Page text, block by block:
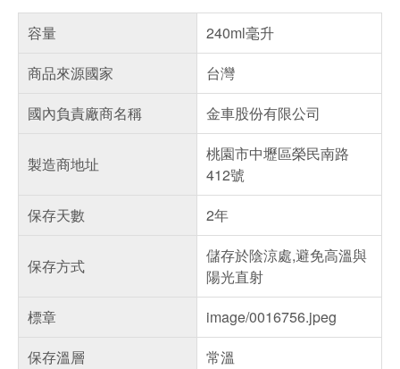
容量
240ml毫升
商品來源國家
台灣
國內負責廠商名稱
金車股份有限公司
製造商地址
桃園市中壢區榮民南路
412號
保存天數
2年
保存方式
儲存於陰涼處,避免高溫與
陽光直射
標章
image/0016756.jpeg
保存溫層
常溫